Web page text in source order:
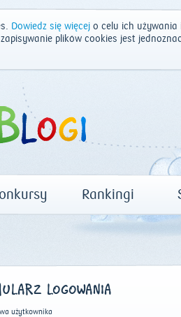
Dowiedz się więcejo celu ich używania
plików cookies jest
Rankingi
LOGOWANIA
użytkownika